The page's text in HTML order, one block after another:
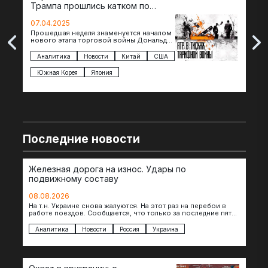
Трампа прошлись катком по
07.04.2025
Прошедшая неделя знаменуется началом
нового этапа торговой войны Дональда
импорта из более 100 стран…
Аналитика Новости Китай США
Южная Корея Япония
The
Последние новости
Железная дорога на износ. Удары по
подвижному составу
08.08.2026
На т.н. Украине снова жалуются. На этот раз на перебои в
работе поездов. Сообщается, что только за последние пять
Аналитика Новости Россия Украина